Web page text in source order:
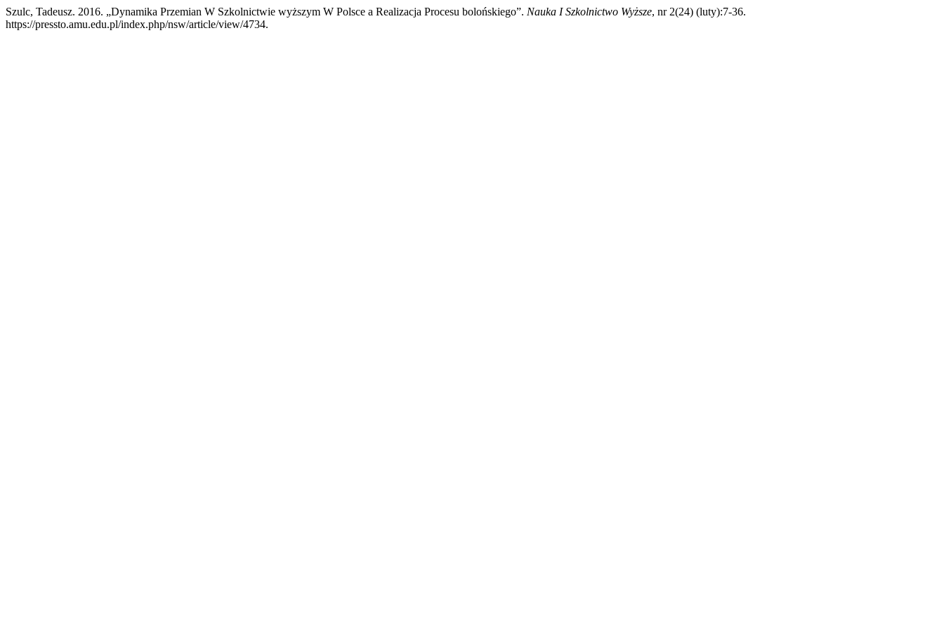
Szulc, Tadeusz. 2016. „Dynamika Przemian W Szkolnictwie wyższym W Polsce a Realizacja Procesu bolońskiego”. Nauka I Szkolnictwo Wyższe, nr 2(24) (luty):7-36.
https://pressto.amu.edu.pl/index.php/nsw/article/view/4734.